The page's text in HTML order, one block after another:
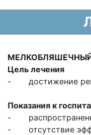
Цель лечения
- достижение
Показания к
-
- отсутствие